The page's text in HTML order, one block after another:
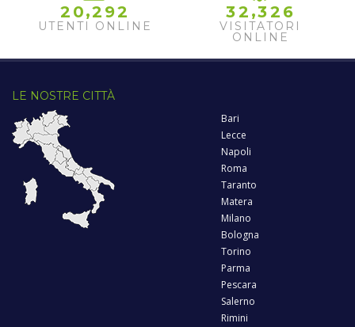
2 0,2 92
UTENTI ONLINE
32 ,32 6
VISITATORI
ONLINE
LE NOSTRE CITTÀ
Bari
Lecce
Napoli
Roma
Taranto
Matera
Milano
Bologna
Torino
Parma
Pescara
Salerno
Rimini